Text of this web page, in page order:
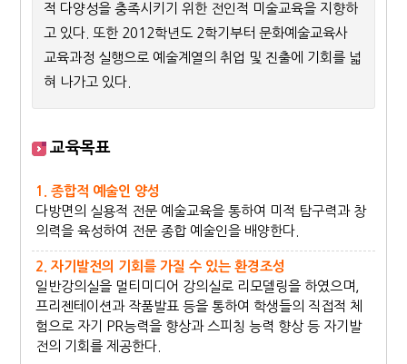
적 다양성을 충족시키기 위한 전인적 미술교육을 지향하
고 있다. 또한 2012학년도 2학기부터 문화예술교육사
교육과정 실행으로 예술계열의 취업 및 진출에 기회를 넓
혀 나가고 있다.
교육목표
1. 종합적 예술인 양성
다방면의 실용적 전문 예술교육을 통하여 미적 탐구력과 창
의력을 육성하여 전문 종합 예술인을 배양한다.
2. 자기발전의 기회를 가질 수 있는 환경조성
일반강의실을 멀티미디어 강의실로 리모델링을 하였으며,
프리젠테이션과 작품발표 등을 통하여 학생들의 직접적 체
험으로 자기 PR능력을 향상과 스피칭 능력 향상 등 자기발
전의 기회를 제공한다.